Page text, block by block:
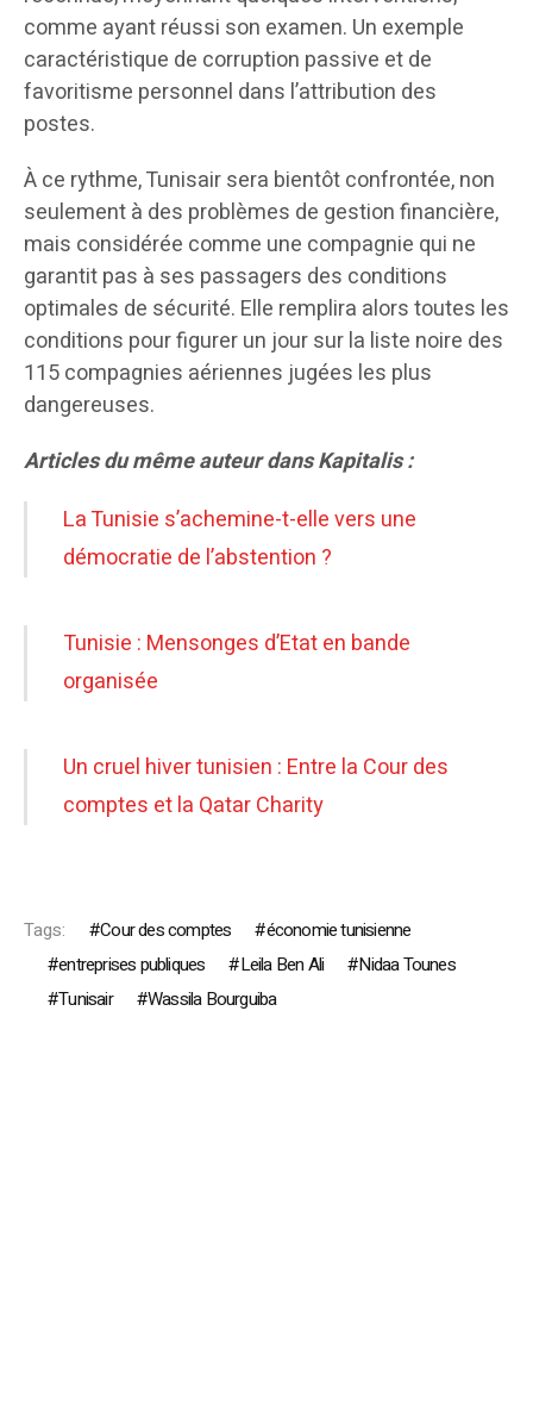
comme ayant réussi son examen. Un exemple
caractéristique de corruption passive et de
favoritisme personnel dans l’attribution des
postes.
À ce rythme, Tunisair sera bientôt confrontée, non
seulement à des problèmes de gestion financière,
mais considérée comme une compagnie qui ne
garantit pas à ses passagers des conditions
optimales de sécurité. Elle remplira alors toutes les
conditions pour figurer un jour sur la liste noire des
115 compagnies aériennes jugées les plus
dangereuses.
Articles du même auteur dans Kapitalis :
La Tunisie s’achemine-t-elle vers une
démocratie de l’abstention ?
Tunisie : Mensonges d’Etat en bande
organisée
Un cruel hiver tunisien : Entre la Cour des
comptes et la Qatar Charity
Tags: Cour des comptes
économie tunisienne
entreprises publiques
Leila Ben Ali
Nidaa Tounes
Tunisair
Wassila Bourguiba